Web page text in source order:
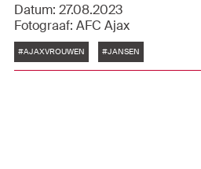
Datum: 27.08.2023
Fotograaf: AFC Ajax
Tags
#AJAXVROUWEN #JANSEN